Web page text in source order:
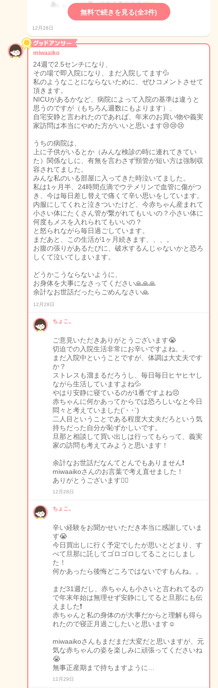
無料で続きを見る(全3件)
12月28日
miwaaiko
24週で2.5センチになり、
その場で即入院になり、まだ入院してます💦
私のようなことにならないために、ぜひコメントさせて
頂きます。
NICUがあるかなど、病院によって入院の基準は違うと
思うのですが（もちろん週数にもよります）、
自宅安静と言われたのであれば、年末のお買い物や義実
家訪問は本当にやめた方がいいと思います😢😢😢
うちの病院は、
上に子供がいるとか（みんな検診の時に連れてきてい
た）関係なしに、有無を言わさず頸管が短い方は強制収
容されてました。
みんな私のいる部屋に入ってきた時泣いてました。
私は1ヶ月半、24時間点滴でウテメリンで血管に傷がつ
き、今は毎日差し替えで痛くて辛い思いをしています。
内服にしてくれと泣きついたけど、今赤ちゃん産まれて
小さい体にたくさん管が繋がれてもいいの？小さい体に
何度もメスを入れられてもいいの？
と怒られながら毎日過ごしています。
まだあと、この生活が1ヶ月続きます、、、。
お腹の張りがあるたびに、破水するんじゃないかと恐ろ
しくて泣いてしまいます。
どうかこうならないように、
お身体を大事になさってください🙏🙏🙏
余計なお世話だったらごめんなさい🙏
12月28日
ちょこ。
ご意見いただきありがとうございます😭
切迫での入院生活非常にお辛いですよね。。
まだ入院中ということですが、体調は大丈夫です
か？
ストレスも溜まるだろうし、毎日毎日ヒヤヒヤし
ながら生活していますよね💦
やはり安静に寝ているのが1番ですよね😣
赤ちゃんに何かあってからでは恐ろしいなと今日
悶々と考えていました(´･ ･`)
二人目ということである程度大丈夫だろという気
持ちだった自分が恥ずかしいです。
旦那と相談して買い出しは行ってもらって、義実
家の訪問も考えてみようと思います！
余計なお世話だなんてとんでもありません❗️
miwaaikoさんのお言葉で考え直せました！
ありがとうございます🙇‍♀️
12月28日
ちょこ。
辛い経験をお聞かせいただき本当に感謝していま
す😭
今日買出しに行く予定でしたが思いとどまり、す
べて旦那に託してゴロゴロしてることにしまし
た！
何かあったら後悔どころではないですもんね。。
まだ31週だし、赤ちゃんも小さいと言われてるの
で年末年始は無理せず安静にしてると旦那にも伝
えました❗️
赤ちゃんと私の身体のが大事だからと理解も得ら
れたので寝正月過ごしたいと思います☺️
miwaaikoさんもまだまだ大変だと思いますが、元
気な赤ちゃんの姿を楽しみに頑張ってくださいね
😭
無事正産期まで持ちますように…
12月29日